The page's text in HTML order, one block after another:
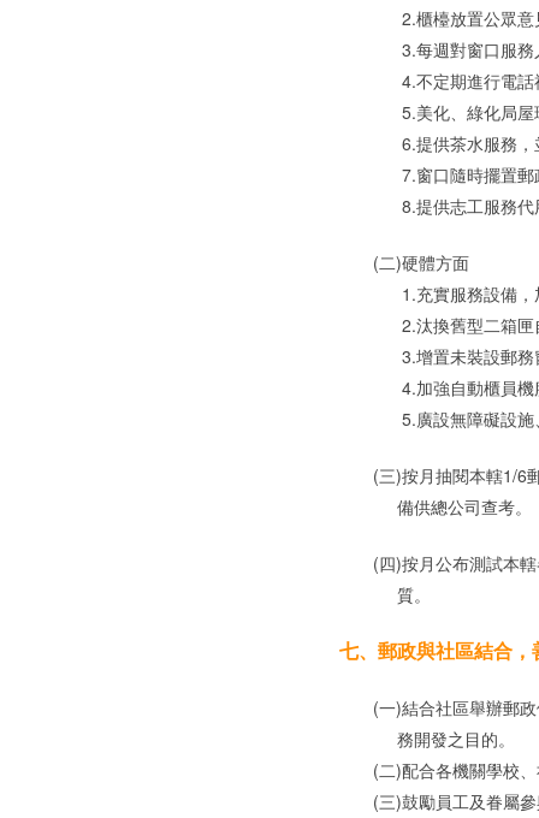
2.櫃檯放置公眾意見
3.每週對窗口服務人員
4.不定期進行電話
5.美化、綠化局屋環
6.提供茶水服務，並
7.窗口隨時擺置郵政
8.提供志工服務代用
(二)硬體方面
1.充實服務設備，加
2.汰換舊型二箱匣自提
3.增置未裝設郵務窗
4.加強自動櫃員機
5.廣設無障礙設施、
(三)按月抽閱本轄1/6郵
備供總公司查考。
(四)按月公布測試本轄
質。
七、郵政與社區結合
(一)結合社區舉辦郵政
務開發之目的。
(二)配合各機關學校、
(三)鼓勵員工及眷屬參